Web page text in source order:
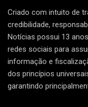
Criado com intuito de
credibilidade,
Notícias possui 13
redes sociais para
informação e
dos princípios
garantindo